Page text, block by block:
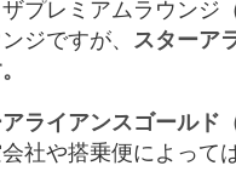
プレミアムラウンジ
ジですが、 スターア
ライアンスゴールド
社や搭乗便によって